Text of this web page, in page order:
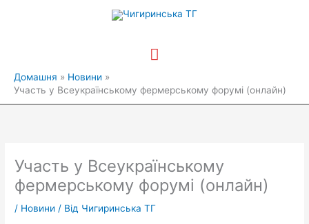
Головне
меню
Домашня
Новини
Участь у Всеукраїнському фермерському форумі (онлайн)
Участь у Всеукраїнському
фермерському форумі (онлайн)
/ Новини / Від Чигиринська ТГ